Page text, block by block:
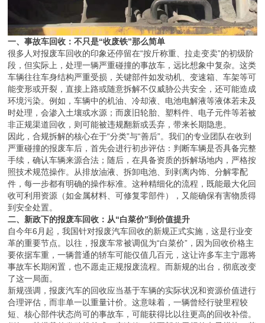
一、事故车回收：不只是“收废铁”那么简单
很多人对报废车回收的印象还停留在“按斤称重、拉走变卖”的初级阶
段，但实际上，处理一辆严重碰撞的事故车，远比想象中复杂。这类
车辆往往车身结构严重受损，关键部件如发动机、变速箱、车架等可
能变形或开裂，直接上路或随意拆解不仅威胁公共安全，还可能造成
环境污染。例如，车辆中的机油、冷却液、电池电解液等液体若未及
时处理，会渗入土壤或水源；而废旧轮胎、塑料件、电子元件等若被
非正规渠道回收，则可能被违规翻新或丢弃，带来长期隐患。
因此，合规拆解的核心在于“分类”与“善后”。我们的专业团队在收到
严重碰撞的报废车后，首先会进行初步评估：判断车辆是否具备完整
手续，确认车辆来源合法；随后，在具备资质的拆解场地内，严格按
照技术规范操作。从排放油液、拆卸电池、到剥离内饰、分解零配
件，每一步都有明确的操作标准。这种精细化的流程，既能最大化回
收可利用资源（如金属材料、可修复零部件），又能确保有害物质得
到安全处置。
二、新政下的报废车回收：从“白菜价”到价值提升
自今年6月起，我国针对报废汽车回收的新规正式实施，这是行业变
革的重要节点。以往，报废车常被调侃为“白菜价”，因为回收价格主
要依据车重，一辆普通的轿车可能仅值几百元，这让许多车主宁愿将
事故车长期闲置，也不愿走正规报废流程。而新规的出台，彻底改变
了这一局面。
新规强调，报废汽车的回收应当基于车辆的实际状况和资源价值进行
合理评估，而非单一以重量计价。这意味着，一辆曾经行驶里程较
短、核心部件状态尚可的事故车，可能获得比以往更高的回收补偿。
例如，其搭载的发动机总成、变速箱、甚至部分无损的电子模块，若
符合再利用标准，可以被纳入合法再制造体系，而非直接当废铁处